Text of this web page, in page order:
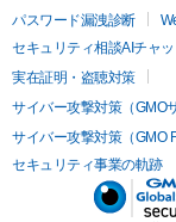
パスワード漏洩診断
セキュリティ相談AIチャッ
実在証明・盗聴対策
サイバー攻撃対策（GMO
サイバー攻撃対策（GMO
セキュリティ事業の軌跡